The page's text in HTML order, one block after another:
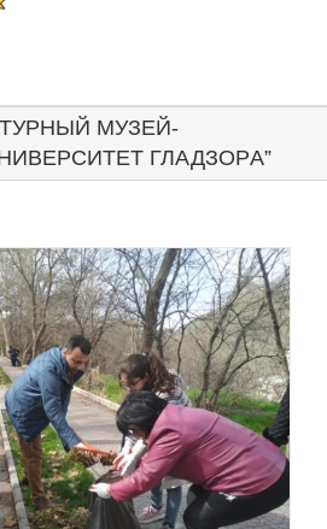
МУЗЕЙ-
ГЛАДЗОРA”